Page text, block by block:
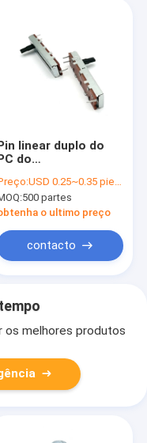
linear duplo do
do
da corrediça
ohm de 0.05W 10k
USD 0.25~0.35 piece
500 partes
o ultimo preço
contacto
os melhores produtos